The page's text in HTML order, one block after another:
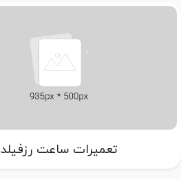
تعمیرات ساعت سالواتوره